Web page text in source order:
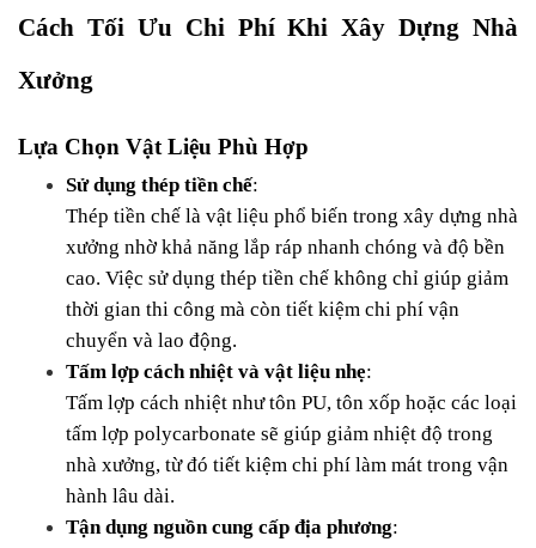
Cách Tối Ưu Chi Phí Khi Xây Dựng Nhà
Xưởng
Lựa Chọn Vật Liệu Phù Hợp
Sử dụng thép tiền chế:
Thép tiền chế là vật liệu phổ biến trong xây dựng nhà
xưởng nhờ khả năng lắp ráp nhanh chóng và độ bền
cao. Việc sử dụng thép tiền chế không chỉ giúp giảm
thời gian thi công mà còn tiết kiệm chi phí vận
chuyển và lao động.
Tấm lợp cách nhiệt và vật liệu nhẹ:
Tấm lợp cách nhiệt như tôn PU, tôn xốp hoặc các loại
tấm lợp polycarbonate sẽ giúp giảm nhiệt độ trong
nhà xưởng, từ đó tiết kiệm chi phí làm mát trong vận
hành lâu dài.
Tận dụng nguồn cung cấp địa phương: